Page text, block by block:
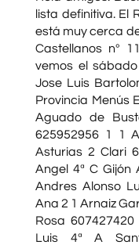
lista definitiva. El
está muy cerca
Castellanos nº
vemos el
Jose Luis
Provincia Menús
Aguado de
625952956 1 1
Asturias 2 Clari
Angel 4ª C Gijón
Andres Alonso
Ana 2 1 Arnaiz
Rosa
Luis 4ª A